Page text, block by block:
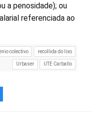
a penosidade); ou
referenciada ao
colectivo recollida do lixo
Urbaser UTE Carballo